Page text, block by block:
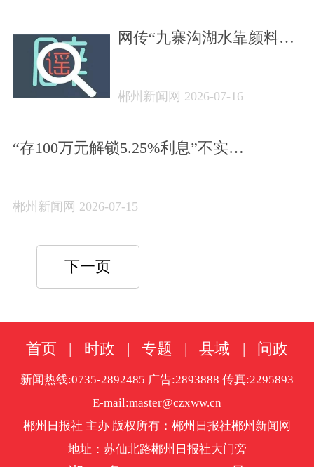
网传“九寨沟湖水靠颜料染
郴州新闻网 2026-07-16
“存100万元解锁5.25%利息”不实
郴州新闻网 2026-07-15
下一页
首页 | 时政 | 专题 | 县域 | 问政
新闻热线:0735-2892485 广告:2893888 传真:2295893
E-mail:master@czxww.cn
郴州日报社 主办 版权所有：郴州日报社郴州新闻网
地址：苏仙北路郴州日报社大门旁